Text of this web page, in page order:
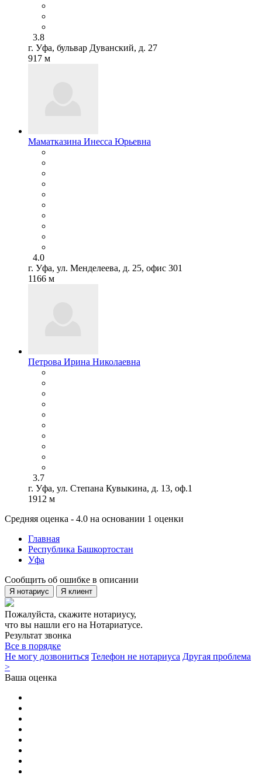
3.8
г. Уфа, бульвар Дуванский, д. 27
917 м
Маматказина Инесса Юрьевна
4.0
г. Уфа, ул. Менделеева, д. 25, офис 301
1166 м
Петрова Ирина Николаевна
3.7
г. Уфа, ул. Степана Кувыкина, д. 13, оф.1
1912 м
Средняя оценка - 4.0 на основании 1 оценки
Главная
Республика Башкортостан
Уфа
Сообщить об ошибке в описании
Я нотариус Я клиент
Пожалуйста, скажите нотариусу,
что вы нашли его на Нотариатусе.
Результат звонка
Все в порядке
Не могу дозвониться Телефон не нотариуса Другая проблема
>
Ваша оценка